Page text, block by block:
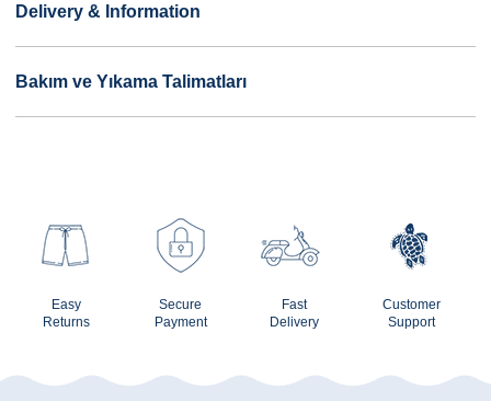
Delivery & Information
Bakım ve Yıkama Talimatları
Easy
Returns
Secure
Payment
Fast
Delivery
Customer
Support